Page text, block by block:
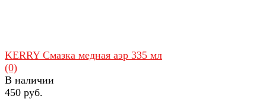
KERRY Смазка медная аэр 335 мл
(0)
В наличии
450 руб.